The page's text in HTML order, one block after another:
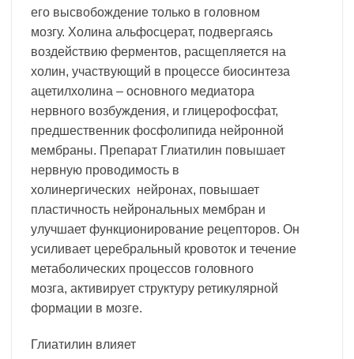
его высвобождение только в головном
мозгу. Холина альфосцерат, подвергаясь
воздействию ферментов, расщепляется на
холин, участвующий в процессе биосинтеза
ацетилхолина – основного медиатора
нервного возбуждения, и глицерофосфат,
предшественник фосфолипида нейронной
мембраны. Препарат Глиатилин повышает
нервную проводимость в
холинергических нейронах, повышает
пластичность нейрональных мембран и
улучшает функционирование рецепторов. Он
усиливает церебральный кровоток и течение
метаболических процессов головного
мозга, активирует структуру ретикулярной
формации в мозге.
Глиатилин влияет